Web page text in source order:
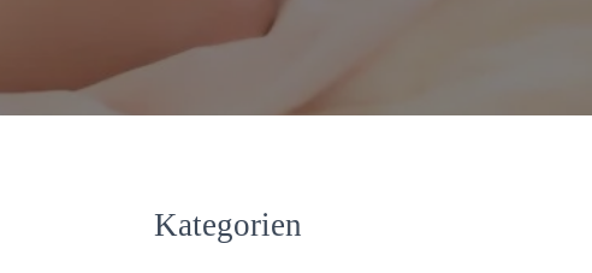
Kategorien